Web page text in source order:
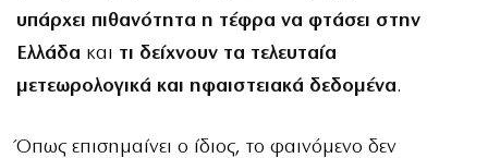
υπάρχει πιθανότητα η τέφρα να φτάσει στην
Ελλάδα και τι δείχνουν τα τελευταία
μετεωρολογικά και ηφαιστειακά δεδομένα.
Όπως επισημαίνει ο ίδιος, το φαινόμενο δεν